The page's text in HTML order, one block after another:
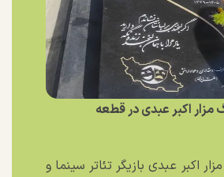
مزار اکبر عبدی در قطعه
اکبر عبدی بازیگر تئاتر سینما و